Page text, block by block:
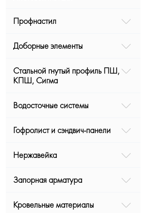
Профнастил
Доборные элементы
Стальной гнутый профиль ПШ,
КПШ, Сигма
Водосточные системы
Гофролист и сэндвич-панели
Нержавейка
Запорная арматура
Кровельные материалы